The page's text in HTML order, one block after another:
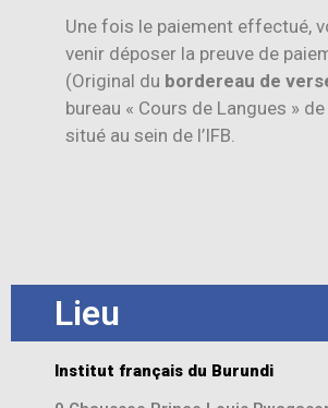
Une fois le paiement effectué,
venir déposer la preuve de
(Original du bordereau de
bureau « Cours de Langues »
situé au sein de l’IFB.
Lieu
Institut français du Burundi